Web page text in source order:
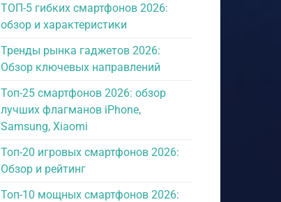
ТОП-5 гибких смартфонов 2026:
обзор и характеристики
Тренды рынка гаджетов 2026:
Обзор ключевых направлений
Топ-25 смартфонов 2026: обзор
лучших флагманов iPhone,
Samsung, Xiaomi
Топ-20 игровых смартфонов 2026:
Обзор и рейтинг
Топ-10 мощных смартфонов 2026: